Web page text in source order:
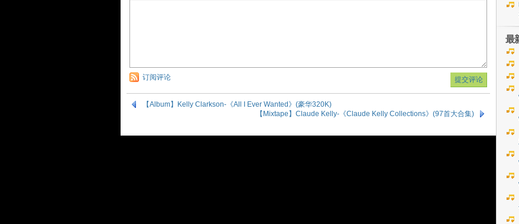
订阅评论
【Album】Kelly Clarkson-《All I Ever Wanted》(豪华320K)
【Mixtape】Claude Kelly-《Claude Kelly Collections》(97首大合集)
最